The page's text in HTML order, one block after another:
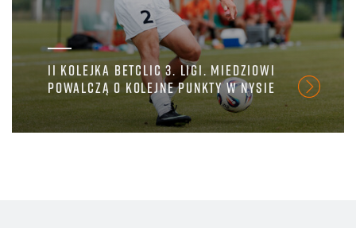
II KOLEJKA BETCLIC 3. LIGI. MIEDZIOWI
POWALCZĄ O KOLEJNE PUNKTY W NYSIE